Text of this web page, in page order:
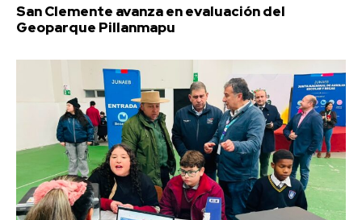
San Clemente avanza en evaluación del
Geoparque Pillanmapu